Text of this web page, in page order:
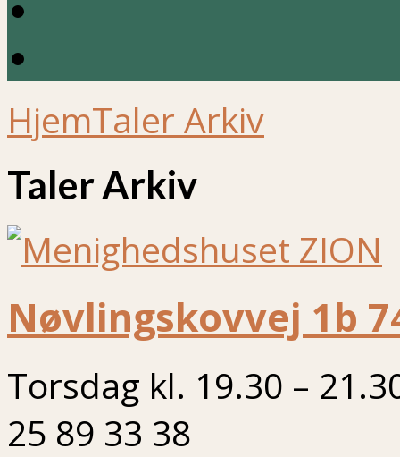
HjemTaler Arkiv
Taler Arkiv
Nøvlingskovvej 1b
Torsdag kl. 19.30 –
25 89 33 38